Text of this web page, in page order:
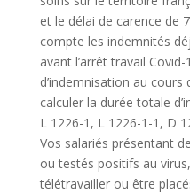
et le délai de carence de
compte les indemnités
avant l’arrêt travail
d’indemnisation au
calculer la durée totale
L 1226-1, L 1226-1-1, D
Vos salariés présentant
ou testés positifs au
télétravailler ou être